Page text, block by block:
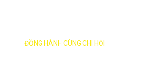
ĐỒNG HÀNH CÙNG CHI HỘI